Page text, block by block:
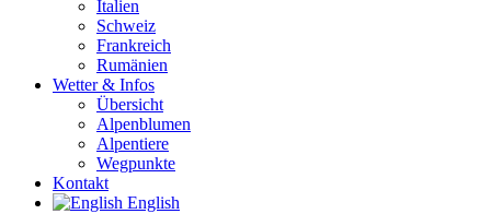
Italien
Schweiz
Frankreich
Rumänien
Wetter & Infos
Übersicht
Alpenblumen
Alpentiere
Wegpunkte
Kontakt
English